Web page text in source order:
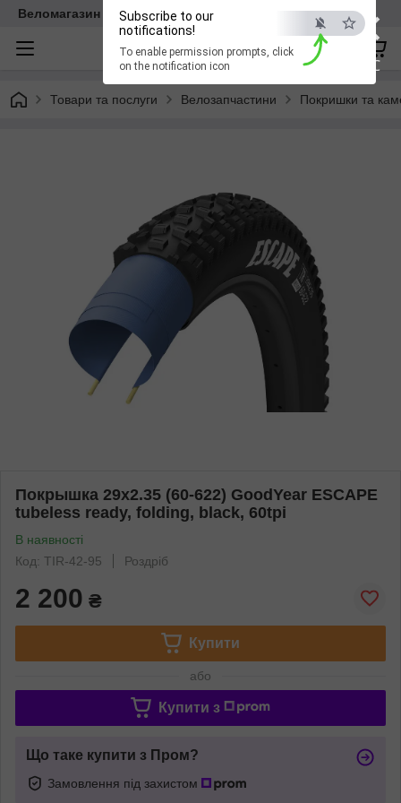
×
ESC
Subscribe to our
notifications!
To enable permission prompts, click
on the notification icon
Веломагазин EasyBike
Товари та послуги Велозапчастини Покришки та
Покрышка 29x2.35 (60-622) GoodYear ESCAPE
tubeless ready, folding, black, 60tpi
В наявності
Код: TIR-42-95
Роздріб
2 200 ₴
Купити
або
Купити з
Що таке купити з Пром?
Замовлення під захистом